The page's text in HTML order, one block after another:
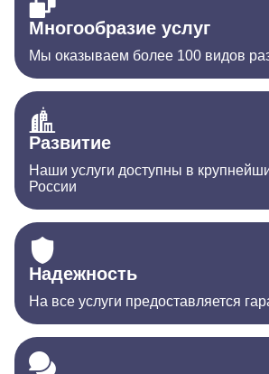
Многообразие услуг
Мы оказываем более 100 видов
Развитие
Наши услуги доступны в
России
Надежность
На все услуги предоставляется